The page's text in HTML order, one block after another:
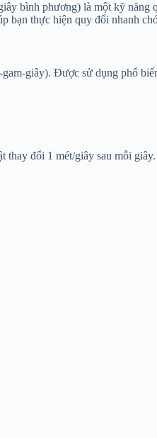
bình phương) là một kỹ
bạn thực hiện quy đổi nhanh
giây). Được sử dụng phổ
thay đổi 1 mét/giây sau mỗi